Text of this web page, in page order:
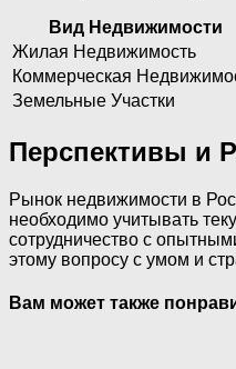
Вид Недвижимости
Жилая Недвижимость
Коммерческая
Земельные Участки
Перспективы и
Рынок недвижимости в
необходимо учитывать
сотрудничество с
этому вопросу с умом и
Вам может также